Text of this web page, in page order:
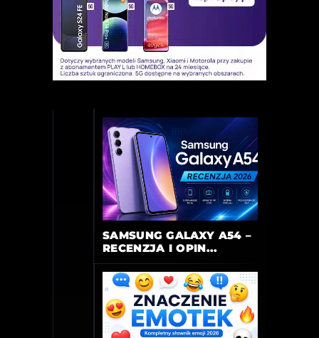
SAMSUNG GALAXY A54 –
RECENZJA I OPIN...